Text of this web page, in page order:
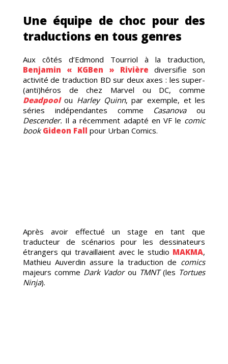
Une équipe de choc pour des
traductions en tous genres
Aux côtés d’Edmond Tourriol à la traduction,
Benjamin « KGBen » Rivière diversifie son
activité de traduction BD sur deux axes : les super-
(anti)héros de chez Marvel ou DC, comme
Deadpool ou Harley Quinn, par exemple, et les
séries indépendantes comme Casanovaou
Descender. Il a récemment adapté en VF le comic
book Gideon Fall pour Urban Comics.
Après avoir effectué un stage en tant que
traducteur de scénarios pour les dessinateurs
étrangers qui travaillaient avec le studio MAKMA,
Mathieu Auverdin assure la traduction de comics
majeurs comme Dark Vadorou TMNT(les Tortues
Ninja).